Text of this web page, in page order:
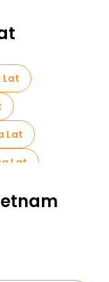
Lat
Lat
Lat
Lat